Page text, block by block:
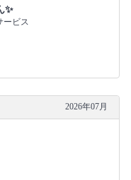
✨
ービス
2026年07月